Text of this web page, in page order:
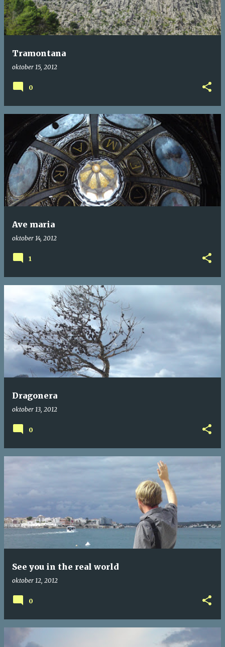
Tramontana
oktober 15, 2012
0
Ave maria
oktober 14, 2012
1
Dragonera
oktober 13, 2012
0
See you in the real world
oktober 12, 2012
0